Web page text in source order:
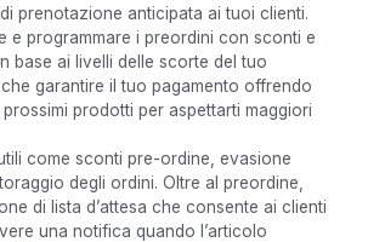
prenotazione anticipata ai tuoi clienti.
e programmare i preordini con sconti e
base ai livelli delle scorte del tuo
garantire il tuo pagamento offrendo
prodotti per aspettarti maggiori
come sconti pre-ordine, evasione
degli ordini. Oltre al preordine,
di lista d’attesa che consente ai clienti
una notifica quando l’articolo